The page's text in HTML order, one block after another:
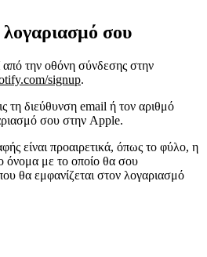
σου
από την οθόνη σύνδεσης στην
signup.
τη διεύθυνση email ή τον αριθμό
σου στην Apple.
είναι προαιρετικά, όπως το φύλο, η
όνομα με το οποίο θα σου
θα εμφανίζεται στον λογαριασμό